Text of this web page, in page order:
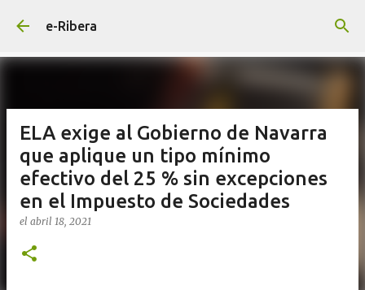
e-Ribera
ELA exige al Gobierno de Navarra
que aplique un tipo mínimo
efectivo del 25 % sin excepciones
en el Impuesto de Sociedades
el abril 18, 2021